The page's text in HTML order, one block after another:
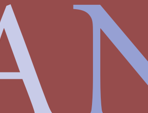
de Tignonville